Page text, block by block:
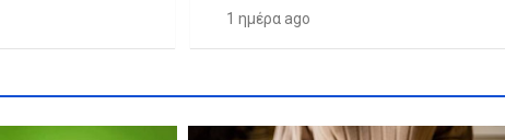
1 ημέρα ago